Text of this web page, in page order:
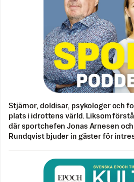
Stjärnor, doldisar, psykologer och
plats i idrottens värld. Liksom
där sportchefen Jonas Arnesen
Rundqvist bjuder in gäster för